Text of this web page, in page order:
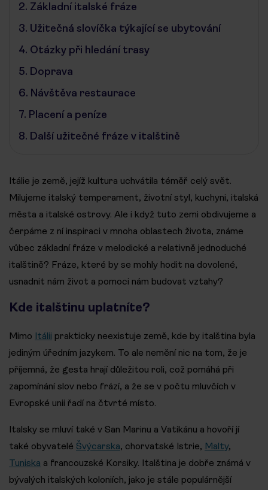
2. Základní italské fráze
3. Užitečná slovíčka týkající se ubytování
4. Otázky při hledání trasy
5. Doprava
6. Návštěva restaurace
7. Placení a peníze
8. Další užitečné fráze v italštině
Itálie je země, jejíž kultura uchvátila téměř celý svět.
Milujeme italský temperament, životní styl, kuchyni, italská
města a italské ostrovy. Ale i když tuto zemi obdivujeme a
čerpáme z ní inspiraci v mnoha oblastech života, známe
vůbec základní fráze v melodické a relativně jednoduché
italštině? Fráze, které by se mohly hodit na dovolené,
usnadnit nám život a pomoci nám budovat vztahy?
Kde italštinu uplatníte?
Mimo Itálii prakticky neexistuje země, kde by italština byla
jediným úředním jazykem. To ale nemění nic na tom, že je
příjemná, že gesta hrají důležitou roli, což pomáhá při
zapomínání slov nebo frází, a že se v počtu mluvčích v
Evropské unii řadí na čtvrté místo.
Italsky se mluví také v San Marinu a Vatikánu a hovoří jí
také obyvatelé Švýcarska, chorvatské Istrie, Malty,
Tuniska a francouzské Korsiky. Italština je dobře známá v
bývalých italských koloniích, jako je stále populárnější